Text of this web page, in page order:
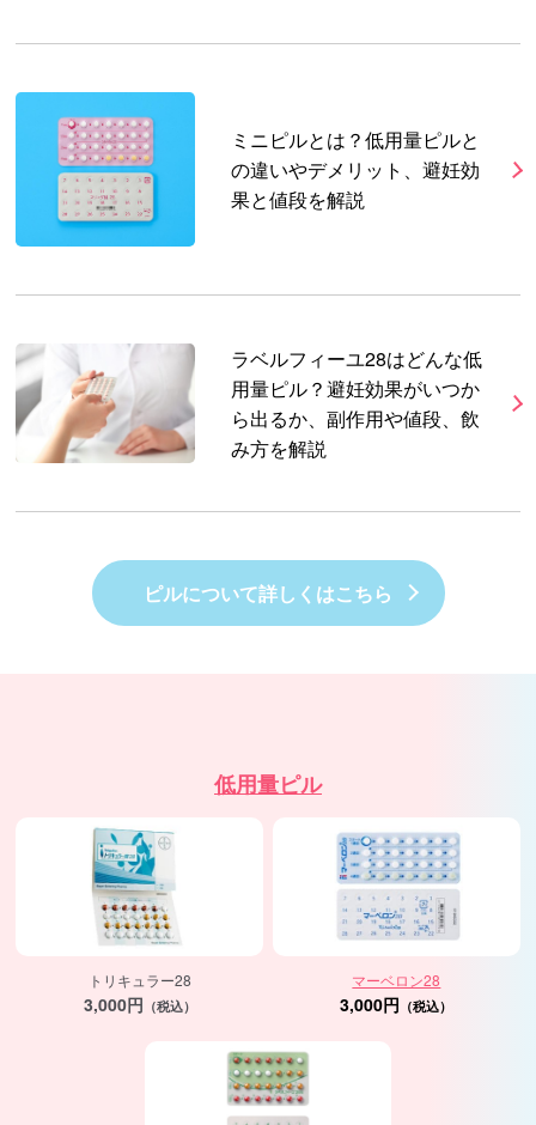
ミニピルとは？低用量ピルと
の違いやデメリット、避妊効
果と値段を解説
ラベルフィーユ28はどんな低
用量ピル？避妊効果がいつか
ら出るか、副作用や値段、飲
み方を解説
ピルについて詳しくはこちら
低用量ピル
トリキュラー28
3,000円 （税込）
マーベロン28
3,000円 （税込）